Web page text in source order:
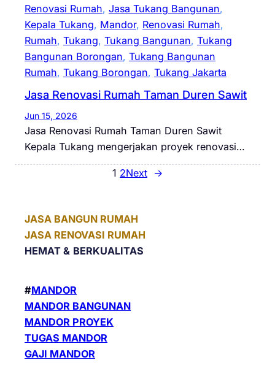
Renovasi Rumah, Jasa Tukang Bangunan
Kepala Tukang, Mandor, Renovasi Rumah
Rumah, Tukang, Tukang Bangunan, Tukang
Bangunan Borongan, Tukang Bangunan
Rumah, Tukang Borongan, Tukang Jakarta
Jasa Renovasi Rumah Taman Duren Sawit
Jun 15, 2026
Jasa Renovasi Rumah Taman Duren Sawit
Kepala Tukang mengerjakan proyek renovasi…
1 2Next →
JASA BANGUN RUMAH
JASA RENOVASI RUMAH
HEMAT & BERKUALITAS
#MANDOR
MANDOR BANGUNAN
MANDOR PROYEK
TUGAS MANDOR
GAJI MANDOR